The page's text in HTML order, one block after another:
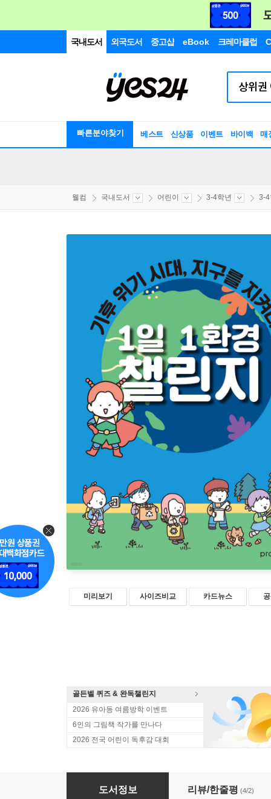
국내도서 외국도서 중고샵 eBook 크레마클럽
빠른분야찾기 베스트 신상품 이벤트 바이백 매
웰컴 국내도서 어린이 3-4학년 3-4
미리보기 사이즈비교 카드뉴스
골든벨 퀴즈 & 완독챌린지
2026 유아동 여름방학 이벤트
6인의 그림책 작가를 만나다
2026 전국 어린이 독후감 대회
1일 1환경 챌린지
도서정보 리뷰/한줄평 (4/2)